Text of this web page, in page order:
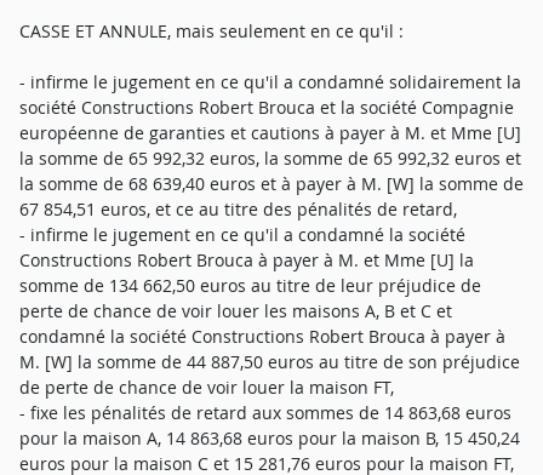
CASSE ET ANNULE, mais seulement en ce qu'il :
- infirme le jugement en ce qu'il a condamné solidairement la
société Constructions Robert Brouca et la société Compagnie
européenne de garanties et cautions à payer à M. et Mme [U]
la somme de 65 992,32 euros, la somme de 65 992,32 euros et
la somme de 68 639,40 euros et à payer à M. [W] la somme de
67 854,51 euros, et ce au titre des pénalités de retard,
- infirme le jugement en ce qu'il a condamné la société
Constructions Robert Brouca à payer à M. et Mme [U] la
somme de 134 662,50 euros au titre de leur préjudice de
perte de chance de voir louer les maisons A, B et C et
condamné la société Constructions Robert Brouca à payer à
M. [W] la somme de 44 887,50 euros au titre de son préjudice
de perte de chance de voir louer la maison FT,
- fixe les pénalités de retard aux sommes de 14 863,68 euros
pour la maison A, 14 863,68 euros pour la maison B, 15 450,24
euros pour la maison C et 15 281,76 euros pour la maison FT,